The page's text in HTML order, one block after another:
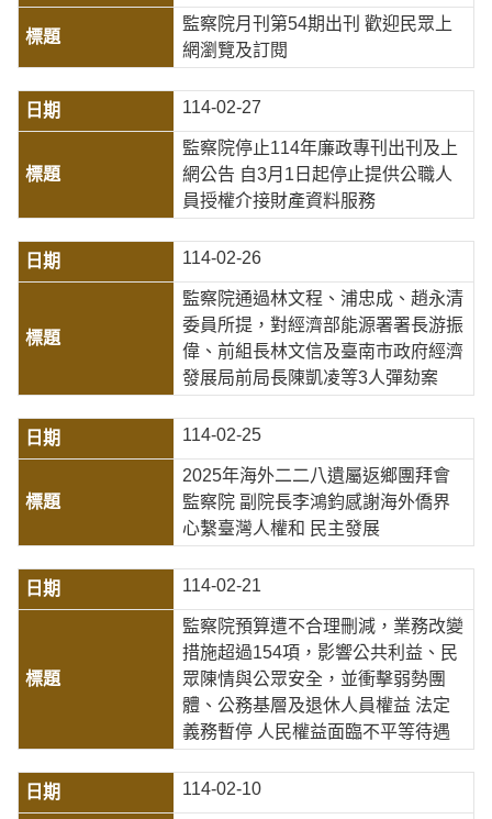
監察院月刊第54期出刊 歡迎民眾上
網瀏覽及訂閱
114-02-27
監察院停止114年廉政專刊出刊及上
網公告 自3月1日起停止提供公職人
員授權介接財產資料服務
114-02-26
監察院通過林文程、浦忠成、趙永清
委員所提，對經濟部能源署署長游振
偉、前組長林文信及臺南市政府經濟
發展局前局長陳凱凌等3人彈劾案
114-02-25
2025年海外二二八遺屬返鄉團拜會
監察院 副院長李鴻鈞感謝海外僑界
心繫臺灣人權和 民主發展
114-02-21
監察院預算遭不合理刪減，業務改變
措施超過154項，影響公共利益、民
眾陳情與公眾安全，並衝擊弱勢團
體、公務基層及退休人員權益 法定
義務暫停 人民權益面臨不平等待遇
114-02-10